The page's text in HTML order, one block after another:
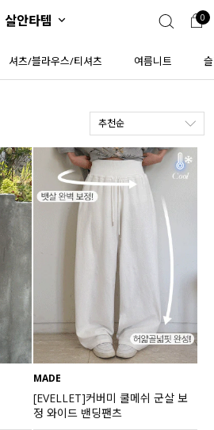
0
ENG
JP
회원혜택 입
COMMUNITY
ALL
니트
블라우스
원피스
살안타템 0
셔츠/블라우스/티셔츠 여름니트
추천순
MADE
[EVELLET]커버미 쿨메쉬 군살 보
정 와이드 밴딩팬츠